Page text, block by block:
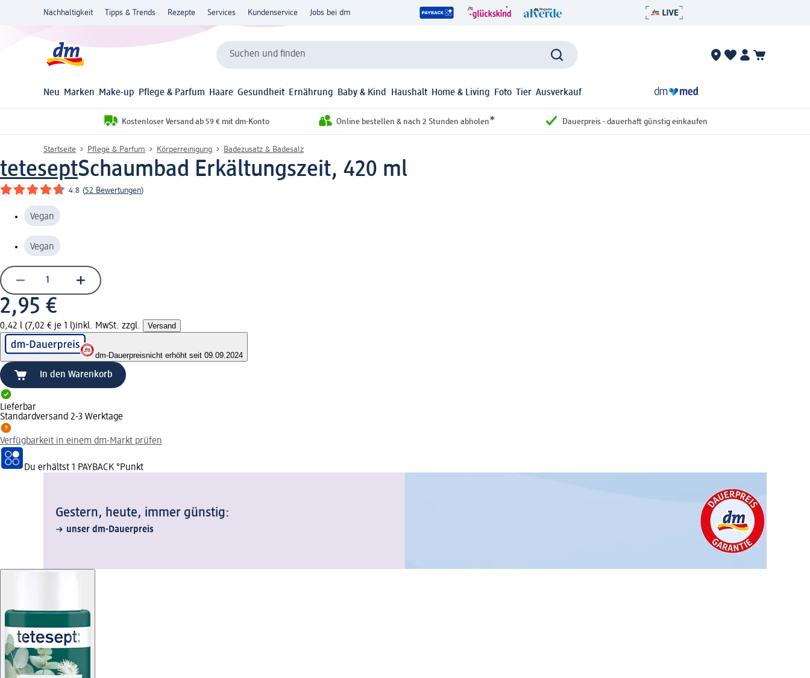
Nachhaltigkeit Tipps & Trends Rezepte Services Kundenservice Jobs bei dm
Suchen und finden
Neu Marken Make-up Pflege & Parfum Haare Gesundheit Ernährung Baby & Kind Haushalt Home & Living Foto Tier Ausverkauf
Kostenloser Versand ab 59 € mit dm-Konto Online bestellen & nach 2 Stunden abholen* Dauerpreis - dauerhaft günstig einkaufen
Startseite Pflege & Parfum Körperreinigung Badezusatz & Badesalz
teteseptSchaumbad Erkältungszeit, 420 ml
4.8 (52 Bewertungen)
Vegan
Vegan
2,95 €
0,42 l (7,02 € je 1 l)inkl. MwSt. zzgl. Versand
dm-Dauerpreisnicht erhöht seit 09.09.2024
In den Warenkorb
Lieferbar
Standardversand 2-3 Werktage
Verfügbarkeit in einem dm-Markt prüfen
Du erhältst 1 PAYBACK °Punkt
Gestern, heute, immer günstig:
unser dm-Dauerpreis